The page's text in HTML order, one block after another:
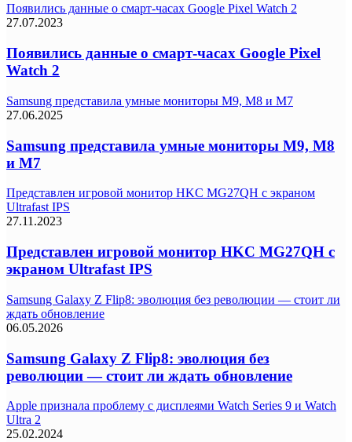
Появились данные о смарт-часах Google Pixel Watch 2
27.07.2023
Появились данные о смарт-часах Google Pixel
Watch 2
Samsung представила умные мониторы M9, M8 и M7
27.06.2025
Samsung представила умные мониторы M9, M8
и M7
Представлен игровой монитор HKC MG27QH с экраном
Ultrafast IPS
27.11.2023
Представлен игровой монитор HKC MG27QH с
экраном Ultrafast IPS
Samsung Galaxy Z Flip8: эволюция без революции — стоит ли
ждать обновление
06.05.2026
Samsung Galaxy Z Flip8: эволюция без
революции — стоит ли ждать обновление
Apple признала проблему с дисплеями Watch Series 9 и Watch
Ultra 2
25.02.2024